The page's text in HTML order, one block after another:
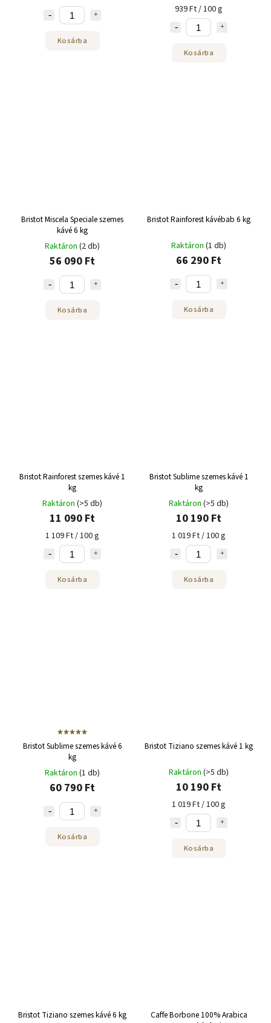
Kosárba
939 Ft / 100 g
Kosárba
Bristot Miscela Speciale szemes
kávé 6 kg
Raktáron (2 db)
56 090 Ft
Kosárba
Bristot Rainforest kávébab 6 kg
Raktáron (1 db)
66 290 Ft
Kosárba
Bristot Rainforest szemes kávé 1
kg
Raktáron (>5 db)
11 090 Ft
1 109 Ft / 100 g
Kosárba
Bristot Sublime szemes kávé 1
kg
Raktáron (>5 db)
10 190 Ft
1 019 Ft / 100 g
Kosárba
Bristot Sublime szemes kávé 6
kg
Raktáron (1 db)
60 790 Ft
Kosárba
Bristot Tiziano szemes kávé 1 kg
Raktáron (>5 db)
10 190 Ft
1 019 Ft / 100 g
Kosárba
Bristot Tiziano szemes kávé 6 kg
Caffe Borbone 100% Arabica